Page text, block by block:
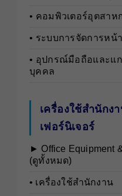
• คอมพิวเตอร์อุตสาห
• ระบบการจัดการหน้
• อุปกรณ์มือถือและแ
บุคคล
เครื่องใช้สำนักง
เฟอร์นิเจอร์
► Office Equipment
(ดูทั้งหมด)
• เครื่องใช้สำนักงาน